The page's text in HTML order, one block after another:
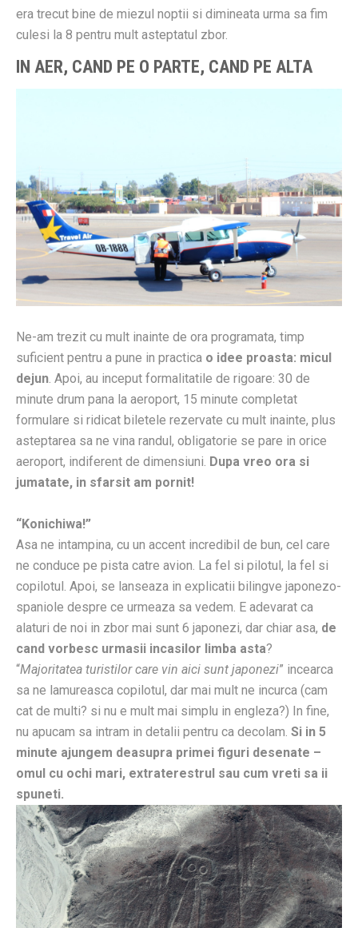
era trecut bine de miezul noptii si dimineata urma sa fim
culesi la 8 pentru mult asteptatul zbor.
IN AER, CAND PE O PARTE, CAND PE ALTA
Ne-am trezit cu mult inainte de ora programata, timp
suficient pentru a pune in practica o idee proasta: micul
dejun . Apoi, au inceput formalitatile de rigoare: 30 de
minute drum pana la aeroport, 15 minute completat
formulare si ridicat biletele rezervate cu mult inainte, plus
asteptarea sa ne vina randul, obligatorie se pare in orice
aeroport, indiferent de dimensiuni. Dupa vreo ora si
jumatate, in sfarsit am pornit!
“Konichiwa!”
Asa ne intampina, cu un accent incredibil de bun, cel care
ne conduce pe pista catre avion. La fel si pilotul, la fel si
copilotul. Apoi, se lanseaza in explicatii bilingve japonezo-
spaniole despre ce urmeaza sa vedem. E adevarat ca
alaturi de noi in zbor mai sunt 6 japonezi, dar chiar asa, de
cand vorbesc urmasii incasilor limba asta?
“Majoritatea turistilor care vin aici sunt japonezi” incearca
sa ne lamureasca copilotul, dar mai mult ne incurca (cam
cat de multi? si nu e mult mai simplu in engleza?) In fine,
nu apucam sa intram in detalii pentru ca decolam. Si in 5
minute ajungem deasupra primei figuri desenate –
omul cu ochi mari, extraterestrul sau cum vreti sa ii
spuneti.